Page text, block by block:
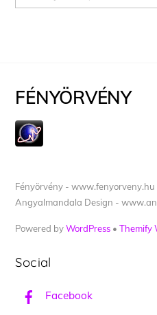
FÉNYÖRVÉNY
Fényörvény -
Angyalmandala Design -
Powered byWordPress •Themify
Social
Facebook